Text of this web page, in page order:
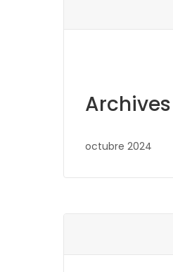
Archives
octubre 2024